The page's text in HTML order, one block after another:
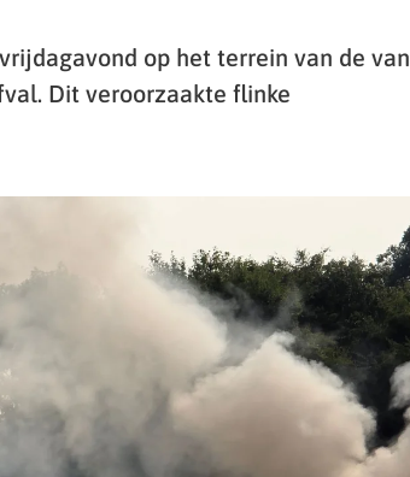
op het terrein van de van
Dit veroorzaakte flinke